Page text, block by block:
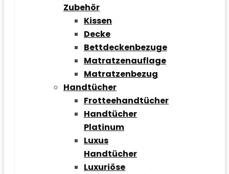
Zubehör
Kissen
Decke
Bettdeckenbezuge
Matratzenauflage
Matratzenbezug
Handtücher
Frotteehandtücher
Handtücher
Platinum
Luxus
Handtücher
Luxuriöse